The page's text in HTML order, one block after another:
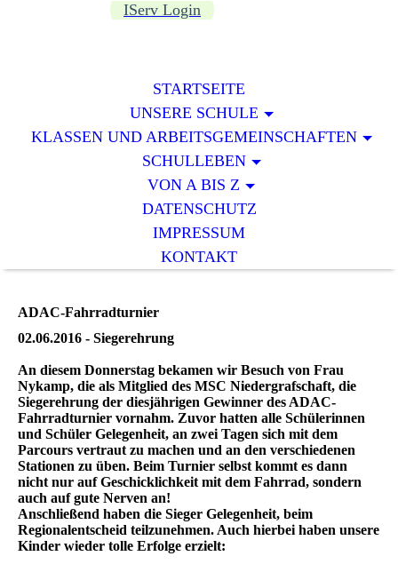
IServ Login
STARTSEITE
UNSERE SCHULE
KLASSEN UND ARBEITSGEMEINSCHAFTEN
SCHULLEBEN
VON A BIS Z
DATENSCHUTZ
IMPRESSUM
KONTAKT
ADAC-Fahrradturnier
02.06.2016 - Siegerehrung
An diesem Donnerstag bekamen wir Besuch von Frau
Nykamp, die als Mitglied des MSC Niedergrafschaft, die
Siegerehrung der diesjährigen Gewinner des ADAC-
Fahrradturnier vornahm. Zuvor hatten alle Schülerinnen
und Schüler Gelegenheit, an zwei Tagen sich mit dem
Parcours vertraut zu machen und an den verschiedenen
Stationen zu üben. Beim Turnier selbst kommt es dann
nicht nur auf Geschicklichkeit mit dem Fahrrad, sondern
auch auf gute Nerven an!
Anschließend haben die Sieger Gelegenheit, beim
Regionalentscheid teilzunehmen. Auch hierbei haben unsere
Kinder wieder tolle Erfolge erzielt: